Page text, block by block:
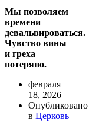
Мы позволяем
времени
девальвироваться.
Чувство вины
и греха
потеряно.
февраля
18, 2026
Опубликовано
в Церковь